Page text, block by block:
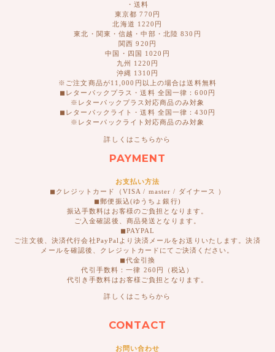
・送料
東京都 770円
北海道 1220円
東北・関東・信越・中部・北陸 830円
関西 920円
中国・四国 1020円
九州 1220円
沖縄 1310円
※ご注文商品が11,000円以上の場合は送料無料
◼︎レターパックプラス・送料 全国一律：600円
※レターパックプラス対応商品のみ対象
◼︎レターパックライト・送料 全国一律：430円
※レターパックライト対応商品のみ対象
詳しくはこちらから
PAYMENT
お支払い方法
◼︎クレジットカード（VISA / master / ダイナース ）
◼︎郵便振込(ゆうちょ銀行)
振込手数料はお客様のご負担となります。
ご入金確認後、商品発送となります。
◼︎PAYPAL
ご注文後、決済代行会社PayPalより決済メールをお送りいたします。決済
メールを確認後、クレジットカードにてご決済ください。
◼︎代金引換
代引手数料：一律 260円（税込）
代引き手数料はお客様ご負担となります。
詳しくはこちらから
CONTACT
お問い合わせ